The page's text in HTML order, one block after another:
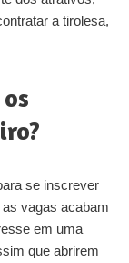
a tirolesa,
se inscrever
vagas acabam
em uma
que abrirem